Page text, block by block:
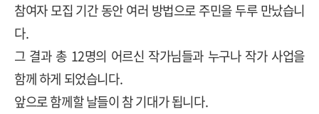
참여자 모집 기간 동안 여러 방법으로 주민을 두루 만났습니
다.
그 결과 총 12명의 어르신 작가님들과 누구나 작가 사업을
함께 하게 되었습니다.
앞으로 함께할 날들이 참 기대가 됩니다.